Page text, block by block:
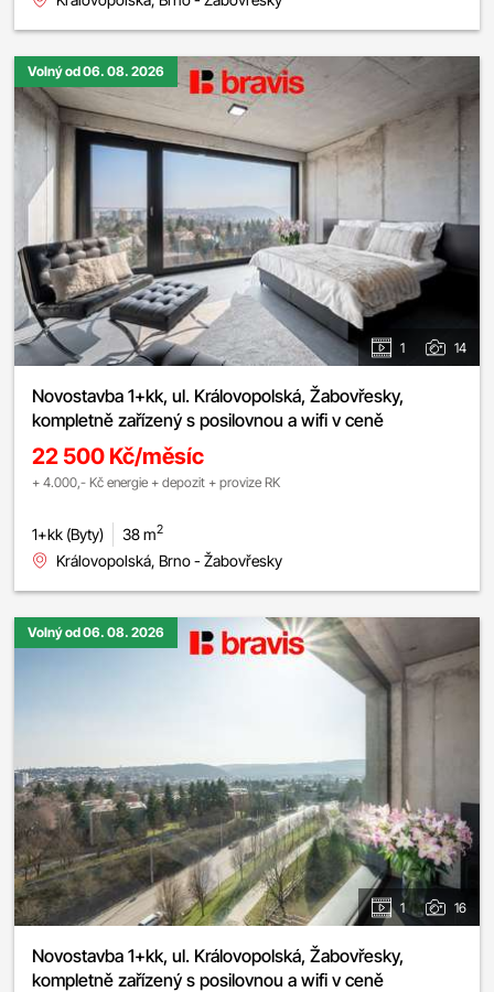
Volný od 06. 08. 2026
1 14
Novostavba 1+kk, ul. Královopolská, Žabovřesky,
kompletně zařízený s posilovnou a wifi v ceně
22 500 Kč/měsíc
+ 4.000,- Kč energie + depozit + provize RK
1+kk (Byty) 38 m2
Královopolská, Brno - Žabovřesky
Volný od 06. 08. 2026
1 16
Novostavba 1+kk, ul. Královopolská, Žabovřesky,
kompletně zařízený s posilovnou a wifi v ceně